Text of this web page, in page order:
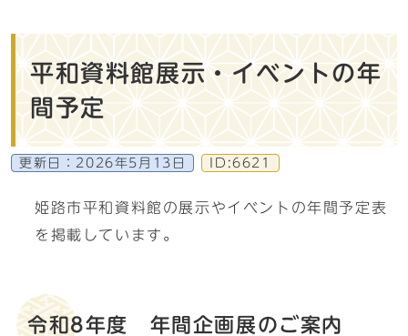
平和資料館展示・イベントの年
間予定
更新日： 2026年5月13日 ID:6621
姫路市平和資料館の展示やイベントの年間予定表
を掲載しています。
令和8年度 年間企画展のご案内